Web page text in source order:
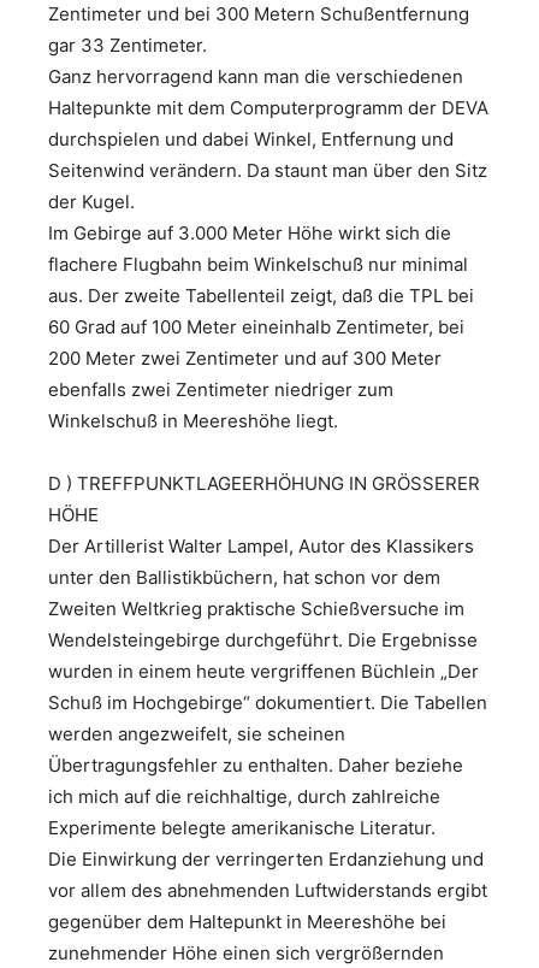
Zentimeter und bei 300 Metern Schußentfernung
gar 33 Zentimeter.
Ganz hervorragend kann man die verschiedenen
Haltepunkte mit dem Computerprogramm der DEVA
durchspielen und dabei Winkel, Entfernung und
Seitenwind verändern. Da staunt man über den Sitz
der Kugel.
Im Gebirge auf 3.000 Meter Höhe wirkt sich die
flachere Flugbahn beim Winkelschuß nur minimal
aus. Der zweite Tabellenteil zeigt, daß die TPL bei
60 Grad auf 100 Meter eineinhalb Zentimeter, bei
200 Meter zwei Zentimeter und auf 300 Meter
ebenfalls zwei Zentimeter niedriger zum
Winkelschuß in Meereshöhe liegt.
D ) TREFFPUNKTLAGEERHÖHUNG IN GRÖSSERER
HÖHE
Der Artillerist Walter Lampel, Autor des Klassikers
unter den Ballistikbüchern, hat schon vor dem
Zweiten Weltkrieg praktische Schießversuche im
Wendelsteingebirge durchgeführt. Die Ergebnisse
wurden in einem heute vergriffenen Büchlein „Der
Schuß im Hochgebirge“ dokumentiert. Die Tabellen
werden angezweifelt, sie scheinen
Übertragungsfehler zu enthalten. Daher beziehe
ich mich auf die reichhaltige, durch zahlreiche
Experimente belegte amerikanische Literatur.
Die Einwirkung der verringerten Erdanziehung und
vor allem des abnehmenden Luftwiderstands ergibt
gegenüber dem Haltepunkt in Meereshöhe bei
zunehmender Höhe einen sich vergrößernden